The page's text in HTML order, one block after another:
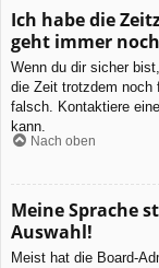
Ich habe die
geht immer
Wenn du dir sicher
die Zeit trotzdem noch
falsch. Kontaktiere
kann.
Nach oben
Meine Sprache
Auswahl!
Meist hat die Board-